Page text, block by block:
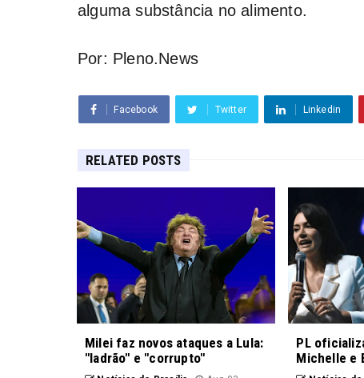
alguma substância no alimento.
Por: Pleno.News
Facebook Twitter Linkedin
RELATED POSTS
Milei faz novos ataques a Lula:
"ladrão" e "corrupto"
PL
Michelle e